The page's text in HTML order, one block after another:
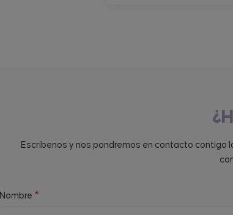
Escríbenos y nos pondremos en contacto contigo
Nombre